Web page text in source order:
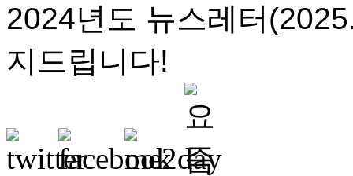
2024년도 뉴스레터
지드립니다!